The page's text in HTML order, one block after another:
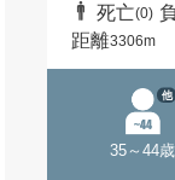
死亡(0)
距離3306m
35～44歳
他